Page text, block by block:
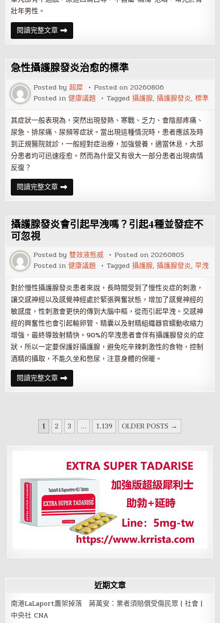
壯年男性。
閱讀完整文章攝
護
腺
炎
都
分
為
哪
幾
類
急性攝護腺發炎治愈的標準
Posted by超犀 Posted on20260806
Posted in健康議題 Tagged攝護腺,攝護腺發炎,標準
其症狀一般表現為，突然出現發熱、寒戰、乏力、會陰部疼痛、
尿急、排尿痛、尿頻等症狀。當出現這種情況時，患者應該及時
到正規醫院就診，一般經對症治療，加強營養，適當休息，大部
分患者均可迅速痊愈。然而為什麼又有很大一部分患者出現病情
反復？
閱讀完整文章急
性
攝
腺
發
炎
的
標
準
攝護腺發炎會引起早洩嗎？引起4種並發症不
可忽視
Posted by雙效液態威 Posted on20260805
Posted in健康議題 Tagged攝護腺,攝護腺發炎,早洩
對於慢性攝護腺發炎患者來說，長時間受到了慢性炎症的刺激，
讓交感神經以及感覺神經處於緊張興奮狀態，增加了感覺神經的
敏感度，性刺激會更快的傳到大腦中樞，從而引起早洩。交感神
經的興奮性也會引起輸卵管、精囊以及射精組織器官蠕動收縮力
增強，最終導致射精快。90%的早洩患者會伴有攝護腺發炎的症
狀，所以一定要保護好攝護腺，避免吃辛辣刺激性的食物，控制
酒精的攝取，不能久坐和憋尿，注意身體的保暖。
閱讀完整文章攝
護
腺
引
起
早
嗎？
並
發
症
不
可
忽
視
1 2 3 ... 1,139 OLDER POSTS →
近期文章
南港LaLaport鷹架掉落 蔣萬安：業者須賠償受傷民眾 | 社會 |
中央社 CNA